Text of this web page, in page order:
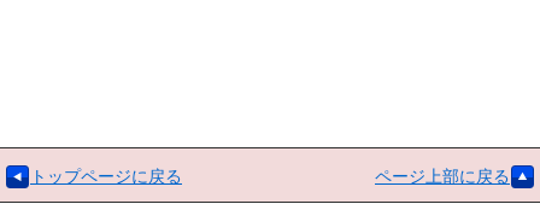
トップページに戻る ページ上部に戻る